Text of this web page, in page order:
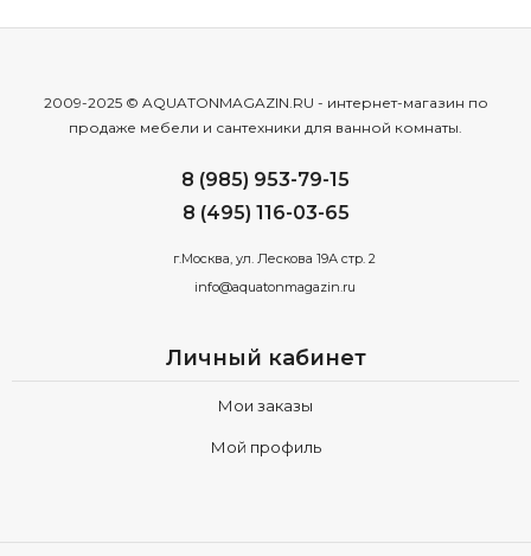
2009-2025 © AQUATONMAGAZIN.RU - интернет-магазин по
продаже мебели и сантехники для ванной комнаты.
8 (985) 953-79-15
8 (495) 116-03-65
г.Москва, ул. Лескова 19А стр. 2
info@aquatonmagazin.ru
Личный кабинет
Мои заказы
Мой профиль